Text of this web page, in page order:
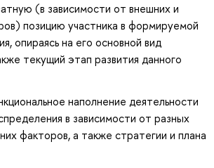
(в зависимости от внешних и
позицию участника в формируемой
опираясь на его основной вид
текущий этап развития данного
наполнение деятельности
в зависимости от разных
факторов, а также стратегии и плана